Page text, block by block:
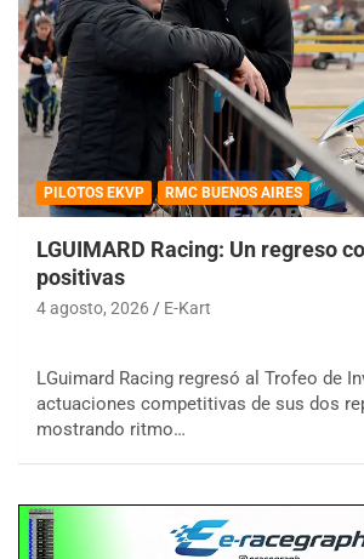
PILOTOS EKVP RMC BUENOS AIRES
LGUIMARD Racing: Un regreso
positivas
4 agosto, 2026 E-Kart
LGuimard Racing regresó al Trofeo de
actuaciones competitivas de sus dos
mostrando ritmo…